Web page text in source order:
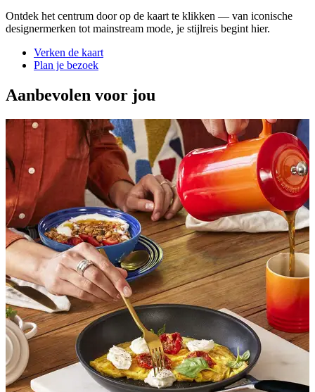
Ontdek het centrum door op de kaart te klikken — van iconische
designermerken tot mainstream mode, je stijlreis begint hier.
Verken de kaart
Plan je bezoek
Aanbevolen voor jou